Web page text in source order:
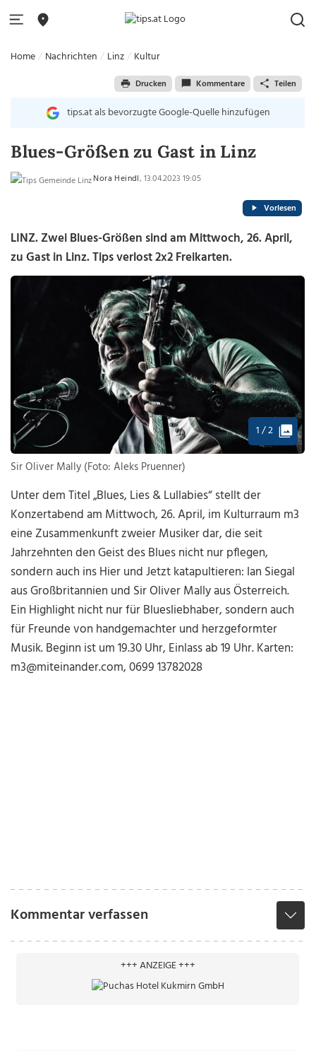
Home Nachrichten Linz Kultur
Drucken Kommentare Teilen
tips.at als bevorzugte Google-Quelle hinzufügen
Blues-Größen zu Gast in Linz
Nora Heindl, 13.04.2023 19:05
Vorlesen
LINZ. Zwei Blues-Größen sind am Mittwoch, 26. April,
zu Gast in Linz. Tips verlost 2x2 Freikarten.
1 / 2
Sir Oliver Mally (Foto: Aleks Pruenner)
Unter dem Titel „Blues, Lies & Lullabies“ stellt der
Konzertabend am Mittwoch, 26. April, im Kulturraum m3
eine Zusammenkunft zweier Musiker dar, die seit
Jahrzehnten den Geist des Blues nicht nur pflegen,
sondern auch ins Hier und Jetzt katapultieren: Ian Siegal
aus Großbritannien und Sir Oliver Mally aus Österreich.
Ein Highlight nicht nur für Bluesliebhaber, sondern auch
für Freunde von handgemachter und herzgeformter
Musik. Beginn ist um 19.30 Uhr, Einlass ab 19 Uhr. Karten:
m3@miteinander.com, 0699 13782028
Kommentar verfassen
+++ ANZEIGE +++